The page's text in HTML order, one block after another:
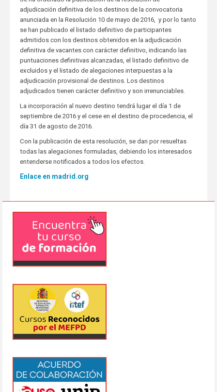
adjudicación definitiva de los destinos de la convocatoria
anunciada en la Resolución 10 de mayo de 2016, y por lo tanto
se han publicado el listado definitivo de participantes
admitidos con los destinos obtenidos en la adjudicación
definitiva de vacantes con carácter definitivo, indicando las
puntuaciones definitivas alcanzadas, el listado definitivo de
excluidos y el listado de alegaciones interpuestas a la
adjudicación provisional de destinos. Los destinos
adjudicados tienen carácter definitivo y son irrenunciables.
La incorporación al nuevo destino tendrá lugar el día 1 de
septiembre de 2016 y el cese en el destino de procedencia, el
día 31 de agosto de 2016.
Con la publicación de esta resolución, se dan por resueltas
todas las alegaciones formuladas, debiendo los interesados
entenderse notificados a todos los efectos.
Enlace en madrid.org